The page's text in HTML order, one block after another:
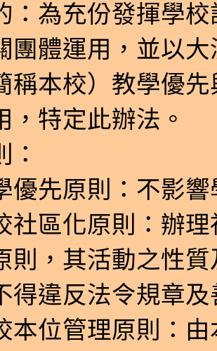
：為充份發揮學
團體運用，並以大
稱本校）教學優
，特定此辦法。
優先原則：不影
社區化原則：辦
則，其活動之性質
得違反法令規章
本位管理原則：